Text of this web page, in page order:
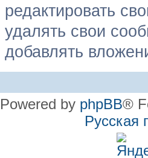
редактировать
удалять свои
добавлять
Powered by phpBB®
Русская